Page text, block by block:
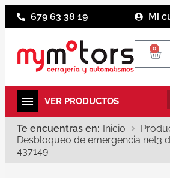
679 63 38 19 Mi
0
Te encuentras en: Inicio
Desbloqueo de emergencia net3
437149